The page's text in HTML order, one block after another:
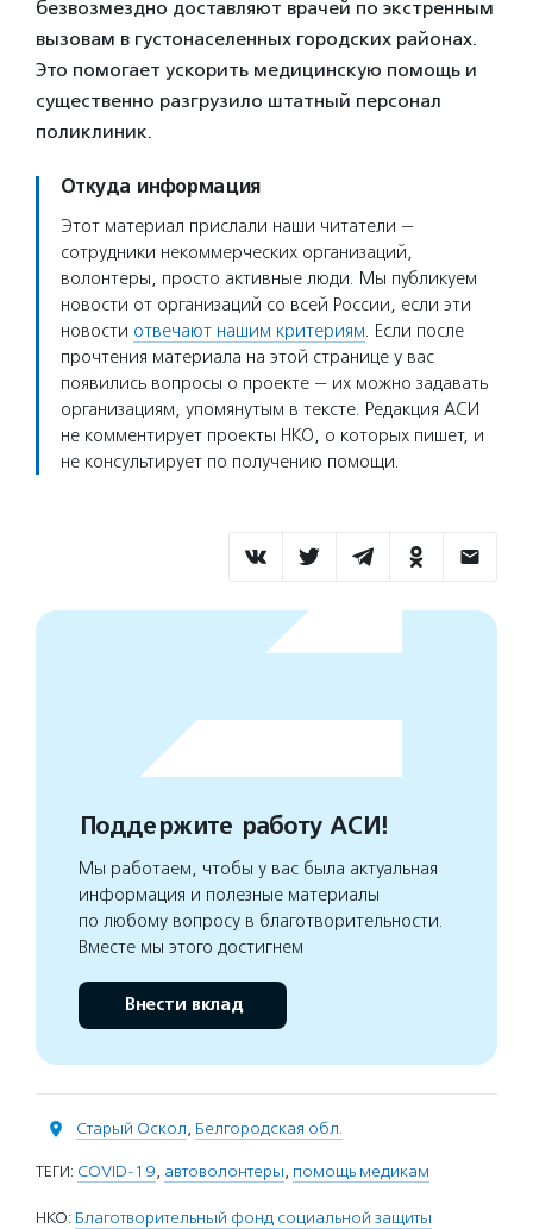
безвозмездно доставляют врачей по экстренным
вызовам в густонаселенных городских районах.
Это помогает ускорить медицинскую помощь и
существенно разгрузило штатный персонал
поликлиник.
Откуда информация
Этот материал прислали наши читатели —
сотрудники некоммерческих организаций,
волонтеры, просто активные люди. Мы публикуем
новости от организаций со всей России, если эти
новости отвечают нашим критериям. Если после
прочтения материала на этой странице у вас
появились вопросы о проекте — их можно задавать
организациям, упомянутым в тексте. Редакция АСИ
не комментирует проекты НКО, о которых пишет, и
не консультирует по получению помощи.
Поддержите работу АСИ!
Мы работаем, чтобы у вас была актуальная
информация и полезные материалы
по любому вопросу в благотворительности.
Вместе мы этого достигнем
Внести вклад
Старый Оскол, Белгородская обл.
ТЕГИ: COVID-19, автоволонтеры, помощь медикам
НКО: Благотворительный фонд социальной защиты